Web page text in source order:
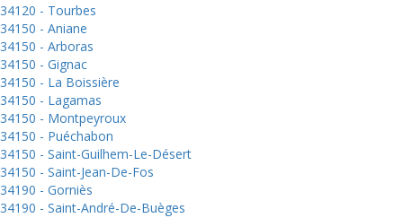
34120 - Tourbes
34150 - Aniane
34150 - Arboras
34150 - Gignac
34150 - La Boissière
34150 - Lagamas
34150 - Montpeyroux
34150 - Puéchabon
34150 - Saint-Guilhem-Le-Désert
34150 - Saint-Jean-De-Fos
34190 - Gorniès
34190 - Saint-André-De-Buèges